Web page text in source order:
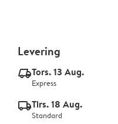
Levering
delivery_express_v2Tors. 13 Aug.
Express
delivery_standard_v2Tirs. 18 Aug.
Standard